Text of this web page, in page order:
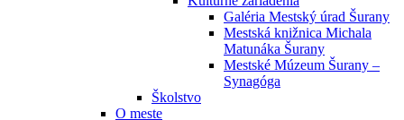
Galéria Mestský úrad Šurany
Mestská knižnica Michala
Matunáka Šurany
Mestské Múzeum Šurany –
Synagóga
Školstvo
O meste